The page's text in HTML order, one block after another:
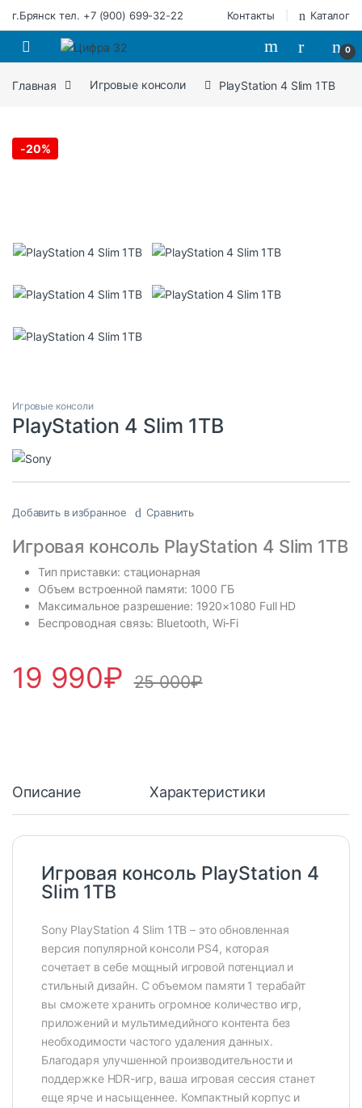
Перейти к навигации
Перейти к содержимому
г.Брянск тел. +7 (900) 699-32-22 Контакты Каталог
0
Главная Игровые консоли PlayStation 4 Slim 1TB
-20%
Игровые консоли
PlayStation 4 Slim 1TB
Добавить в избранное Сравнить
Игровая консоль PlayStation 4 Slim 1TB
Тип приставки: стационарная
Объем встроенной памяти: 1000 ГБ
Максимальное разрешение: 1920×1080 Full HD
Беспроводная связь: Bluetooth, Wi-Fi
19 990₽ 25 000₽
Описание Характеристики
Игровая консоль PlayStation 4
Slim 1TB
Sony PlayStation 4 Slim 1TB – это обновленная
версия популярной консоли PS4, которая
сочетает в себе мощный игровой потенциал и
стильный дизайн. С объемом памяти 1 терабайт
вы сможете хранить огромное количество игр,
приложений и мультимедийного контента без
необходимости частого удаления данных.
Благодаря улучшенной производительности и
поддержке HDR-игр, ваша игровая сессия станет
еще ярче и насыщеннее. Компактный корпус и